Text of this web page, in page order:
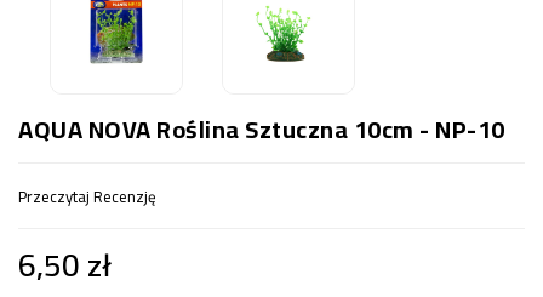
AQUA NOVA Roślina Sztuczna 10cm - NP-10
Przeczytaj Recenzję
6,50 zł